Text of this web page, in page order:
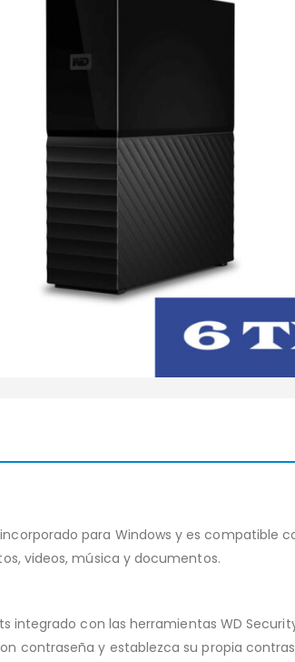
para Windows y es compatible
videos, música y documentos.
integrado con las herramientas WD
contraseña y establezca su propia